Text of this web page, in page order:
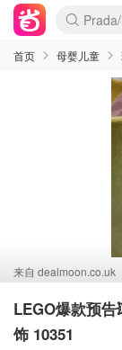
麦卢
啥？
首页 母婴儿童
来自 dealmoon.co.uk
LEGO爆款预
饰 10351